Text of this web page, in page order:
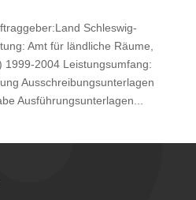
Schleswig-
Amt für ländliche Räume,
1999-2004 Leistungsumfang:
Ausschreibungsunterlagen
Ausführungsunterlagen...